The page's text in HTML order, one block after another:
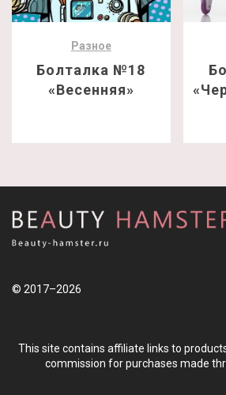
Разное
Болталка №18
«Весенняя»
© 2017–2026
This site contains affiliate links to
commission for purchases made